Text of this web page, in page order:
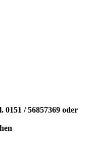
/ 56857369 oder